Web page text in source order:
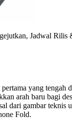
Jadwal Rilis
yang
arah baru bagi
dari gambar
Fold.